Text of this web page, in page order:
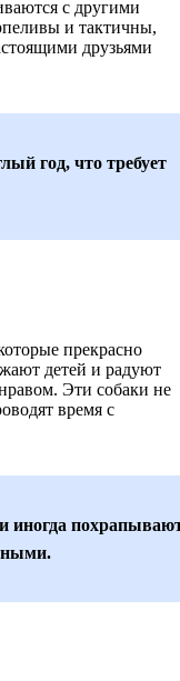
с другими
и тактичны,
друзьями
год, что требует
прекрасно
детей и радуют
Эти собаки не
время с